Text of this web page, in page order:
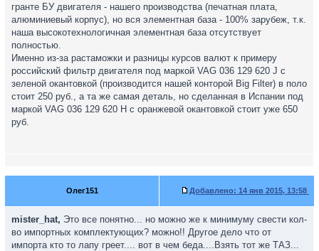
гранте БУ двигателя - нашего производства (печатная плата,
алюминиевый корпус), но вся элементная база - 100% зарубеж, т.к.
наша высокотехнологичная элементная база отсутствует
полностью.
Именно из-за растаможки и разницы курсов валют к примеру
российский фильтр двигателя под маркой VAG 036 129 620 J с
зеленой окантовкой (производится нашей конторой Big Filter) в поло
стоит 250 руб., а та же самая деталь, но сделанная в Испании под
маркой VAG 036 129 620 H с оранжевой окантовкой стоит уже 650
руб.
Олег151 Добавлено: 14 янв 2015, 13:58
mister_hat, Это все понятно... но можно же к минимуму свести кол-
во импортных комплектующих? можно!! Другое дело что от
импорта кто то лапу греет.... вот в чем беда....Взять тот же ТАЗ...